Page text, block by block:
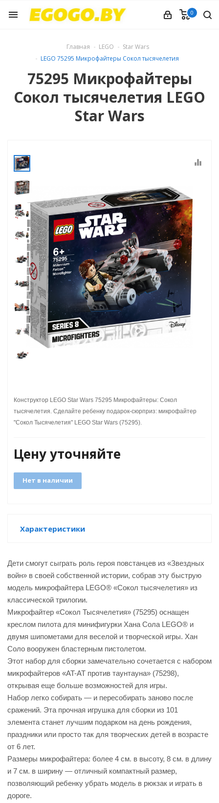
menu 0
Главная LEGO
Star Wars
LEGO 75295 Микрофайтеры Сокол тысячелетия
75295 Микрофайтеры
Сокол тысячелетия LEGO
Star Wars
equalizer
Конструктор LEGO Star Wars 75295 Микрофайтеры: Сокол
тысячелетия. Сделайте ребенку подарок-сюрприз: микрофайтер
"Сокол Тысячелетия" LEGO Star Wars (75295).
Цену уточняйте
Нет в наличии
Характеристики
Дети смогут сыграть роль героя повстанцев из «Звездных
войн» в своей собственной истории, собрав эту быструю
модель микрофайтера LEGO® «Сокол тысячелетия» из
классической трилогии.
Микрофайтер «Сокол Тысячелетия» (75295) оснащен
креслом пилота для минифигурки Хана Сола LEGO® и
двумя шипометами для веселой и творческой игры. Хан
Соло вооружен бластерным пистолетом.
Этот набор для сборки замечательно сочетается с набором
микрофайтеров «AT-AT против таунтауна» (75298),
открывая еще больше возможностей для игры.
Набор легко собирать — и пересобирать заново после
сражений. Эта прочная игрушка для сборки из 101
элемента станет лучшим подарком на день рождения,
праздники или просто так для творческих детей в возрасте
от 6 лет.
Размеры микрофайтера: более 4 см. в высоту, 8 см. в длину
и 7 см. в ширину — отличный компактный размер,
позволяющий ребенку убрать модель в рюкзак и играть в
дороге.